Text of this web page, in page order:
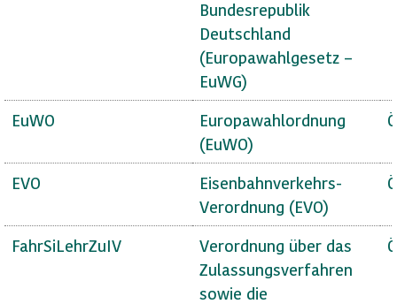
Bundesrepublik
Deutschland
(Europawahlgesetz –
EuWG)
EuWO
Europawahlordnung
(EuWO)
EVO
Eisenbahnverkehrs-
Verordnung (EVO)
FahrSiLehrZuIV
Verordnung über das
Zulassungsverfahren
sowie die